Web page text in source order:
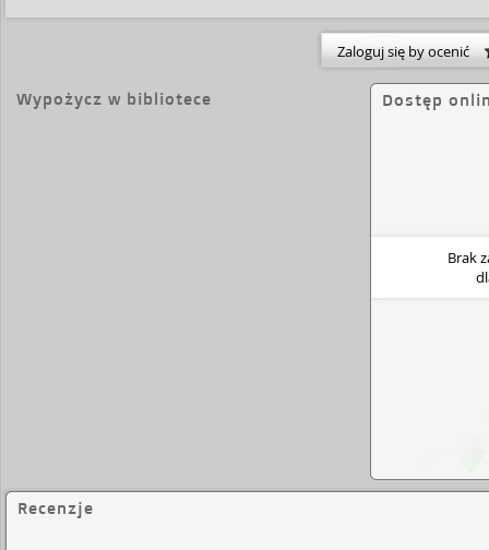
rozdzieli i trafiają do rodzin zastępczych. Dla
- o odzyskanie rodzeństwa. Regina Calcaterra
wzajemnie, wraz z siostrami i bratem przetrwała
zaniedbanie, bezdomność, koszmar domów
o lepszej przyszłości - dla siebie i dla nich. O
wieku 14 lat uniezależniła się od opieki matki,
Zaloguj się by ocenić
Wypożycz w bibliotece Dostęp
Brak
Recenzje